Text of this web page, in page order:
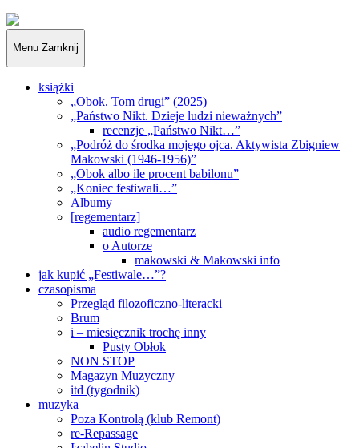
„Obywatele…”
Menu Zamknij
książki
„Obok. Tom drugi” (2025)
„Państwo Nikt. Dzieje ludzi nieważnych”
recenzje „Państwo Nikt…”
„Podróż do środka mojego ojca. Aktywista Zbigniew
Makowski (1946-1956)”
„Obok albo ile procent babilonu”
„Koniec festiwali…”
Albumy
[regementarz]
audio regementarz
o Autorze
makowski & Makowski info
jak kupić „Festiwale…”?
czasopisma
Przegląd filozoficzno-literacki
Brum
i – miesięcznik trochę inny
Pusty Obłok
NON STOP
Magazyn Muzyczny
itd (tygodnik)
muzyka
Poza Kontrolą (klub Remont)
re-Repassage